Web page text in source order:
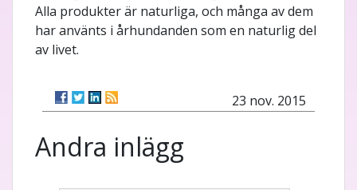
Alla produkter är naturliga, och många av dem
har använts i århundanden som en naturlig del
av livet.
23 nov. 2015
Andra inlägg